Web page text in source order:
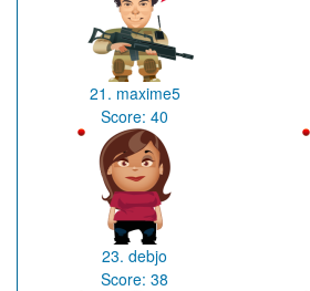
21. maxime5
Score:40
23. debjo
Score:38